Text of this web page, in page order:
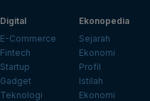
Digital
E-Commerce
Fintech
Startup
Gadget
Teknologi
Ekonopedia
Sejarah
Ekonomi
Profil
Istilah
Ekonomi